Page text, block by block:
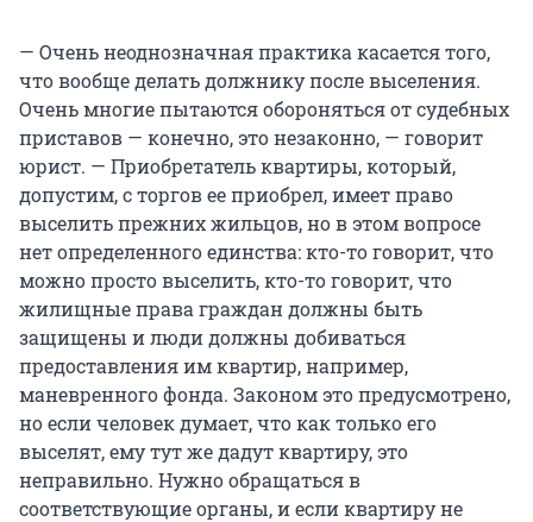
— Очень неоднозначная практика касается того,
что вообще делать должнику после выселения.
Очень многие пытаются обороняться от судебных
приставов — конечно, это незаконно, — говорит
юрист. — Приобретатель квартиры, который,
допустим, с торгов ее приобрел, имеет право
выселить прежних жильцов, но в этом вопросе
нет определенного единства: кто-то говорит, что
можно просто выселить, кто-то говорит, что
жилищные права граждан должны быть
защищены и люди должны добиваться
предоставления им квартир, например,
маневренного фонда. Законом это предусмотрено,
но если человек думает, что как только его
выселят, ему тут же дадут квартиру, это
неправильно. Нужно обращаться в
соответствующие органы, и если квартиру не